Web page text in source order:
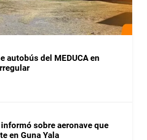
autobús del MEDUCA en
sobre aeronave que
en Guna Yala